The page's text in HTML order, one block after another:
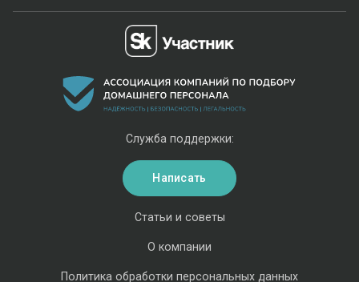
Статьи и советы
О компании
Политика обработки персональных данных
Служба поддержки:
Написать